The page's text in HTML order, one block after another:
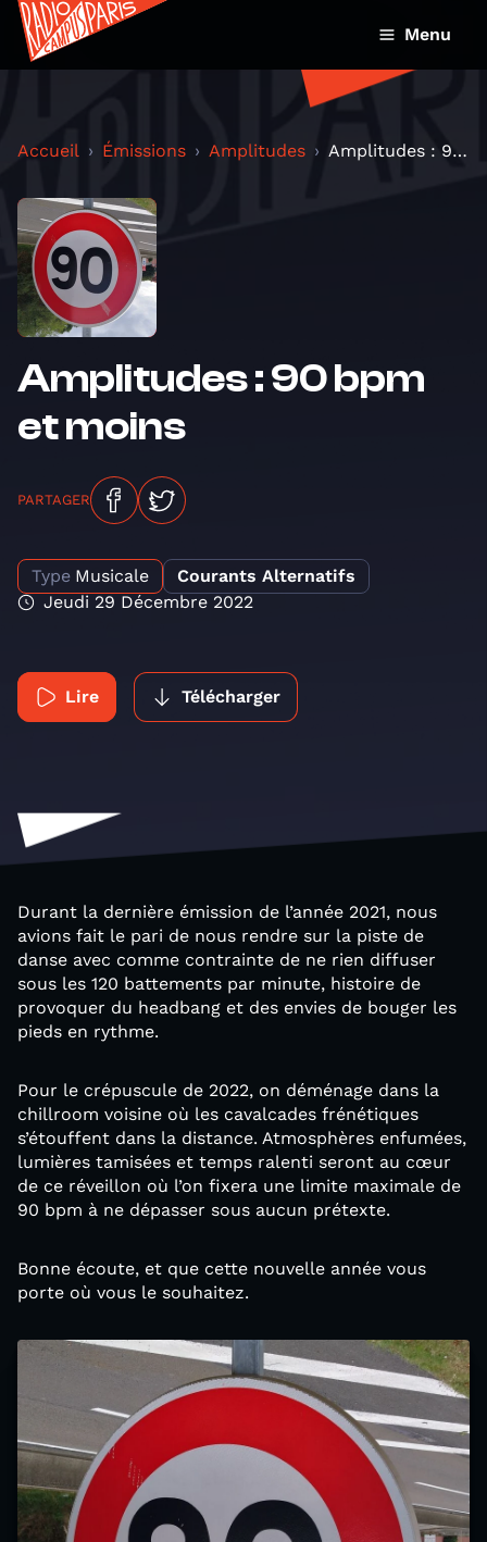
Menu
Accueil Émissions Amplitudes Amplitudes : 90 bpm et moins
Amplitudes : 90 bpm
et moins
PARTAGER
Type Musicale
Courants Alternatifs
Jeudi 29 Décembre 2022
Lire Télécharger
Durant la dernière émission de l’année 2021, nous
avions fait le pari de nous rendre sur la piste de
danse avec comme contrainte de ne rien diffuser
sous les 120 battements par minute, histoire de
provoquer du headbang et des envies de bouger les
pieds en rythme.
Pour le crépuscule de 2022, on déménage dans la
chillroom voisine où les cavalcades frénétiques
s’étouffent dans la distance. Atmosphères enfumées,
lumières tamisées et temps ralenti seront au cœur
de ce réveillon où l’on fixera une limite maximale de
90 bpm à ne dépasser sous aucun prétexte.
Bonne écoute, et que cette nouvelle année vous
porte où vous le souhaitez.